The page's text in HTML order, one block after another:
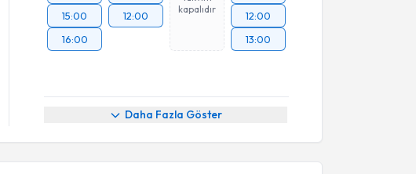
15:00
16:00
12:00
kapalıdır
12:00
13:00
Daha Fazla Göster